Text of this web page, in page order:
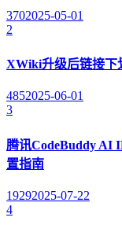
3702025-05-01
2
XWiki升级后链接下
4852025-06-01
3
腾讯CodeBuddy AI
置指南
19292025-07-22
4